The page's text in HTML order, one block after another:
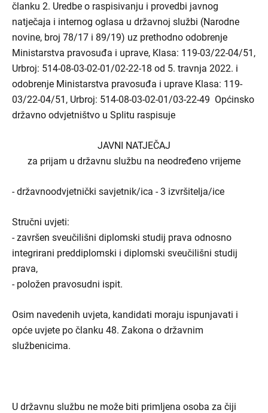
članku 2. Uredbe o raspisivanju i provedbi javnog
natječaja i internog oglasa u državnoj službi (Narodne
novine, broj 78/17 i 89/19) uz prethodno odobrenje
Ministarstva pravosuđa i uprave, Klasa: 119-03/22-04/51,
Urbroj: 514-08-03-02-01/02-22-18 od 5. travnja 2022. i
odobrenje Ministarstva pravosuđa i uprave Klasa: 119-
03/22-04/51, Urbroj: 514-08-03-02-01/03-22-49 Općinsko
državno odvjetništvo u Splitu raspisuje
JAVNI NATJEČAJ
za prijam u državnu službu na neodređeno vrijeme
- državnoodvjetnički savjetnik/ica - 3 izvršitelja/ice
Stručni uvjeti:
- završen sveučilišni diplomski studij prava odnosno
integrirani preddiplomski i diplomski sveučilišni studij
prava,
- položen pravosudni ispit.
Osim navedenih uvjeta, kandidati moraju ispunjavati i
opće uvjete po članku 48. Zakona o državnim
službenicima.
U državnu službu ne može biti primljena osoba za čiji